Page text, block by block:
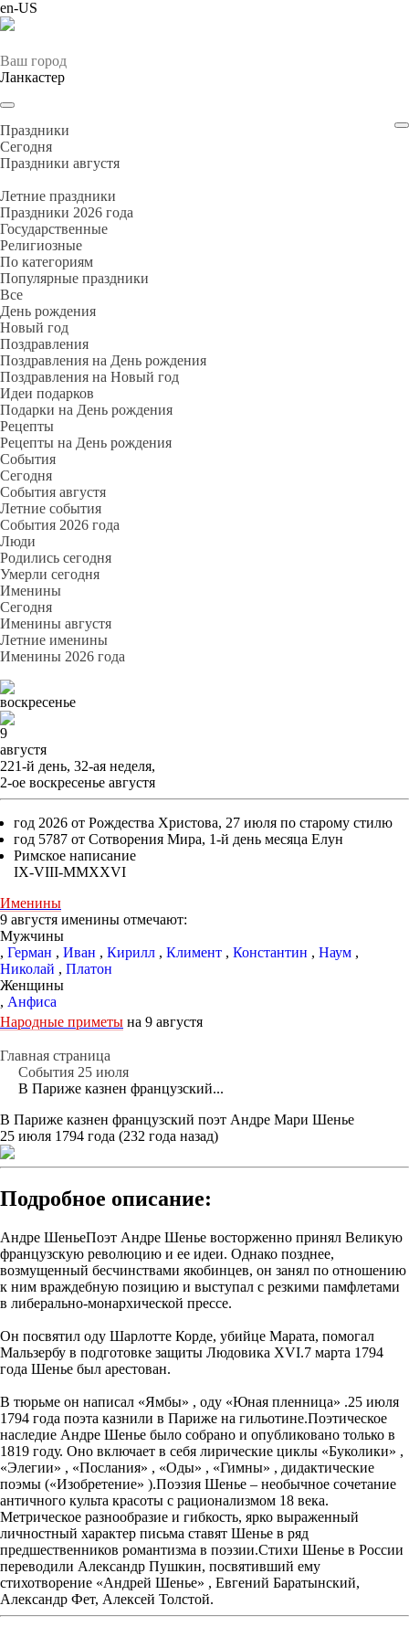
en-US
Ваш город
Ланкастер
Праздники
Cегодня
Праздники августя
Летние праздники
Праздники 2026 года
Государственные
Религиозные
По категориям
Популярные праздники
Все
День рождения
Новый год
Поздравления
Поздравления на День рождения
Поздравления на Новый год
Идеи подарков
Подарки на День рождения
Рецепты
Рецепты на День рождения
События
Cегодня
События августя
Летние события
События 2026 года
Люди
Родились сегодня
Умерли сегодня
Именины
Cегодня
Именины августя
Летние именины
Именины 2026 года
воскресенье
9
августя
221-й день, 32-ая неделя,
2-ое воскресенье августя
год 2026 от Рождества Христова, 27 июля по старому стилю
год 5787 от Сотворения Мира, 1-й день месяца Елун
Римское написание
IX-VIII-MMXXVI
Именины
9 августя именины отмечают:
Мужчины
, Герман , Иван , Кирилл , Климент , Константин , Наум ,
Николай , Платон
Женщины
, Анфиса
Народные приметы на 9 августя
Главная страница
События 25 июля
В Париже казнен французский...
В Париже казнен французский поэт Андре Мари Шенье
25 июля 1794 года (232 года назад)
Подробное описание:
Андре ШеньеПоэт Андре Шенье восторженно принял Великую
французскую революцию и ее идеи. Однако позднее,
возмущенный бесчинствами якобинцев, он занял по отношению
к ним враждебную позицию и выступал с резкими памфлетами
в либерально-монархической прессе.
Он посвятил оду Шарлотте Корде, убийце Марата, помогал
Мальзербу в подготовке защиты Людовика XVI.7 марта 1794
года Шенье был арестован.
В тюрьме он написал «Ямбы» , оду «Юная пленница» .25 июля
1794 года поэта казнили в Париже на гильотине.Поэтическое
наследие Андре Шенье было собрано и опубликовано только в
1819 году. Оно включает в себя лирические циклы «Буколики» ,
«Элегии» , «Послания» , «Оды» , «Гимны» , дидактические
поэмы («Изобретение» ).Поэзия Шенье – необычное сочетание
античного культа красоты с рационализмом 18 века.
Метрическое разнообразие и гибкость, ярко выраженный
личностный характер письма ставят Шенье в ряд
предшественников романтизма в поэзии.Стихи Шенье в России
переводили Александр Пушкин, посвятивший ему
стихотворение «Андрей Шенье» , Евгений Баратынский,
Александр Фет, Алексей Толстой.